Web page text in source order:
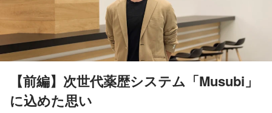
【前編】次世代薬歴システム「Musubi」
に込めた思い